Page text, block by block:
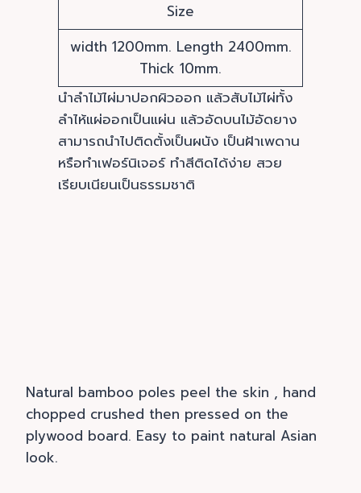
Size
width 1200mm. Length 2400mm.
Thick 10mm.
นำลำไม้ไผ่มาปอกผิวออก แล้วสับไม้ไผ่ทั้ง
ลำไห้แผ่ออกเป็นแผ่น แล้วอัดบนไม้อัดยาง
สามารถนำไปติดตั้งเป็นผนัง เป็นฝ้าเพดาน
หรือทำเฟอร์นิเจอร์ ทำสีติดได้ง่าย สวย
เรียบเนียนเป็นธรรมชาติ
Natural bamboo poles peel the skin , hand
chopped crushed then pressed on the
plywood board. Easy to paint natural Asian
look.